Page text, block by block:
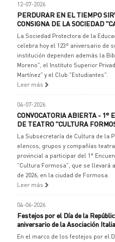
12-07-2026
PERDURAR EN EL TIEMPO
CONSIGNA DE LA SOCIEDAD
La Sociedad Protectora de la
celebra hoy el 123º aniversario de
institución dependen además la
Moreno", el Instituto Superior
Martínez" y el Club "Estudiantes".
Leer más
04-07-2026
CONVOCATORIA ABIERTA - 1°
DE TEATRO "CULTURA
La Subsecretaría de Cultura de la
elencos, grupos y compañías
provincial a participar del 1°
"Cultura Formosa", que se llevará
de 2026, en la ciudad de Formosa.
Leer más
04-06-2026
Festejos por el Día de la
aniversario de la Asociación
En el marco de los festejos por el